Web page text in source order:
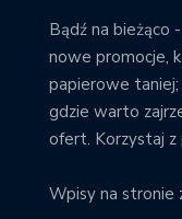
Bądź na bieżąco
nowe promocje,
papierowe
gdzie warto
ofert. Korzystaj z
Wpisy na stronie